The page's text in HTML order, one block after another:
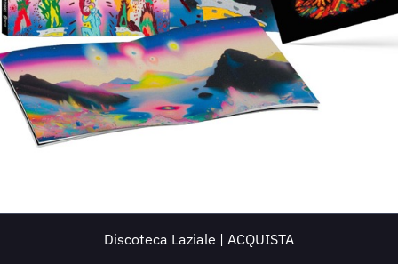
Discoteca Laziale | ACQUISTA